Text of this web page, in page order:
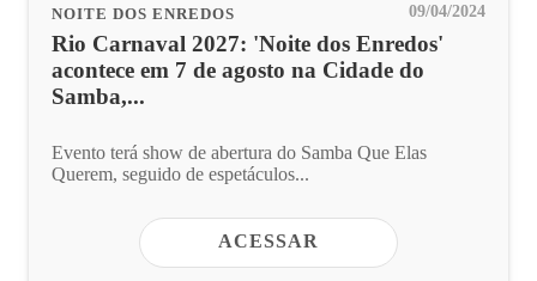
NOITE DOS ENREDOS 09/04/2024
Rio Carnaval 2027: 'Noite dos Enredos'
acontece em 7 de agosto na Cidade do
Samba,...
Evento terá show de abertura do Samba Que Elas
Querem, seguido de espetáculos...
ACESSAR